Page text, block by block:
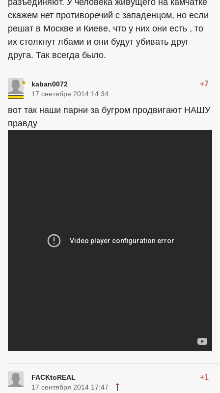
скажем нет противоречий с западенцом, но если
решат в Москве и Киеве, что у них они есть , то
их столкнут лбами и они будут убивать друг
друга. Так всегда было.
kaban0072 +7
17 сентября 2014 14:34
вот так наши парни за бугром продвигают НАШУ
правду
FACKtoREAL +1
17 сентября 2014 17:47